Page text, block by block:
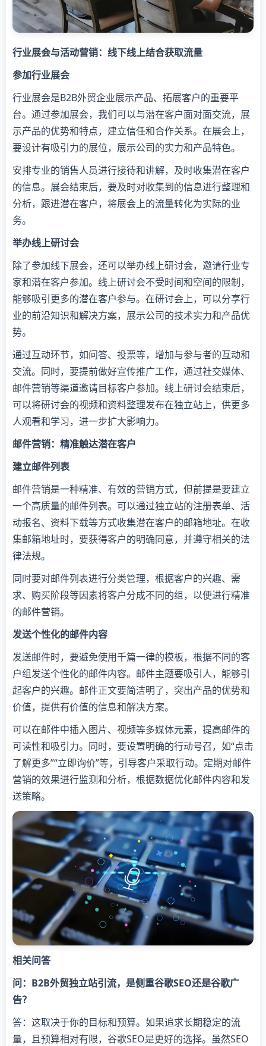
行业展会与活动营销：线下线上结合获取流量
参加行业展会
行业展会是B2B外贸企业展示产品、拓展客户的重要平
台。通过参加展会，我们可以与潜在客户面对面交流，展
示产品的优势和特点，建立信任和合作关系。在展会上，
要设计有吸引力的展位，展示公司的实力和产品特色。
安排专业的销售人员进行接待和讲解，及时收集潜在客户
的信息。展会结束后，要及时对收集到的信息进行整理和
分析，跟进潜在客户，将展会上的流量转化为实际的业
务。
举办线上研讨会
除了参加线下展会，还可以举办线上研讨会，邀请行业专
家和潜在客户参加。线上研讨会不受时间和空间的限制，
能够吸引更多的潜在客户参与。在研讨会上，可以分享行
业的前沿知识和解决方案，展示公司的技术实力和产品优
势。
通过互动环节，如问答、投票等，增加与参与者的互动和
交流。同时，要提前做好宣传推广工作，通过社交媒体、
邮件营销等渠道邀请目标客户参加。线上研讨会结束后，
可以将研讨会的视频和资料整理发布在独立站上，供更多
人观看和学习，进一步扩大影响力。
邮件营销：精准触达潜在客户
建立邮件列表
邮件营销是一种精准、有效的营销方式，但前提是要建立
一个高质量的邮件列表。可以通过独立站的注册表单、活
动报名、资料下载等方式收集潜在客户的邮箱地址。在收
集邮箱地址时，要获得客户的明确同意，并遵守相关的法
律法规。
同时要对邮件列表进行分类管理，根据客户的兴趣、需
求、购买阶段等因素将客户分成不同的组，以便进行精准
的邮件营销。
发送个性化的邮件内容
发送邮件时，要避免使用千篇一律的模板，根据不同的客
户组发送个性化的邮件内容。邮件主题要吸引人，能够引
起客户的兴趣。邮件正文要简洁明了，突出产品的优势和
价值，提供有价值的信息和解决方案。
可以在邮件中插入图片、视频等多媒体元素，提高邮件的
可读性和吸引力。同时，要设置明确的行动号召，如“点击
了解更多”“立即询价”等，引导客户采取行动。定期对邮件
营销的效果进行监测和分析，根据数据优化邮件内容和发
送策略。
相关问答
问：B2B外贸独立站引流，是侧重谷歌SEO还是谷歌广
告？
答：这取决于你的目标和预算。如果追求长期稳定的流
量，且预算相对有限，谷歌SEO是更好的选择。虽然SEO